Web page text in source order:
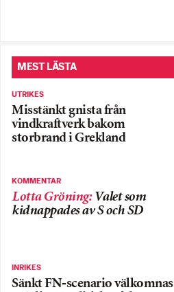
MEST LÄSTA
UTRIKES
Misstänkt gnista från
vindkraftverk bakom
storbrand i Grekland
KOMMENTAR
Lotta Gröning: Valet som
kidnappades av S och SD
INRIKES
Sänkt FN-scenario välkomnas